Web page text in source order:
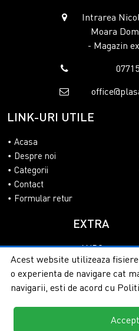
Intrarea
Moara
- Magazin
LINK-URI UTILE
Acasa
Despre noi
Categorii
Contact
Formular retur
EXTRA
ANPC
SOL
Copyright © 2026 -
Acest website utilizeaza
o experienta de navigare cat
navigarii, esti de acord cu